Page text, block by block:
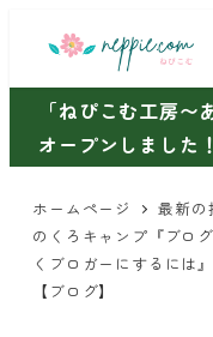
ン
ン
「ねぴこむ工房
オープンしました！
ホームページ 最新の
のくろキャンプ『ブロ
くブロガーにするには
【ブログ】